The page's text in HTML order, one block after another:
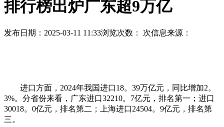
排行榜出炉广东超9万亿
发布日期：2025-03-11 11:33浏览次数： 次信息来源：
进口方面，2024年我国进口18。39万亿元，同比增加2。
3%。分省份来看，广东进口32210。7亿元，排名第一；进口
30018。0亿元，排名第二；上海进口24504。9亿元，排名第
三。